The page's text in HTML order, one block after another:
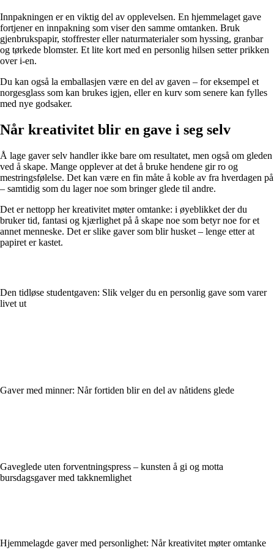
Innpakningen er en viktig del av opplevelsen. En hjemmelaget gave
fortjener en innpakning som viser den samme omtanken. Bruk
gjenbrukspapir, stoffrester eller naturmaterialer som hyssing, granbar
og tørkede blomster. Et lite kort med en personlig hilsen setter prikken
over i-en.
Du kan også la emballasjen være en del av gaven – for eksempel et
norgesglass som kan brukes igjen, eller en kurv som senere kan fylles
med nye godsaker.
Når kreativitet blir en gave i seg selv
Å lage gaver selv handler ikke bare om resultatet, men også om gleden
ved å skape. Mange opplever at det å bruke hendene gir ro og
mestringsfølelse. Det kan være en fin måte å koble av fra hverdagen på
– samtidig som du lager noe som bringer glede til andre.
Det er nettopp her kreativitet møter omtanke: i øyeblikket der du
bruker tid, fantasi og kjærlighet på å skape noe som betyr noe for et
annet menneske. Det er slike gaver som blir husket – lenge etter at
papiret er kastet.
Den tidløse studentgaven: Slik velger du en personlig gave som varer
livet ut
Gaver med minner: Når fortiden blir en del av nåtidens glede
Gaveglede uten forventningspress – kunsten å gi og motta
bursdagsgaver med takknemlighet
Hjemmelagde gaver med personlighet: Når kreativitet møter omtanke